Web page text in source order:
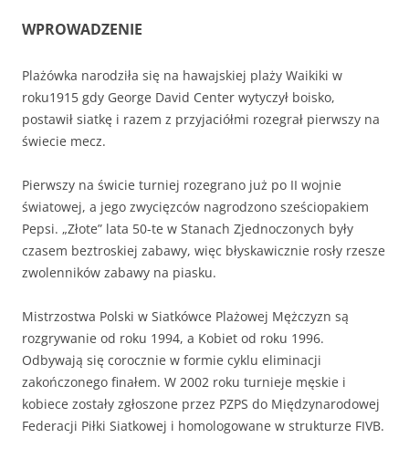
WPROWADZENIE
Plażówka narodziła się na hawajskiej plaży Waikiki w
roku1915 gdy George David Center wytyczył boisko,
postawił siatkę i razem z przyjaciółmi rozegrał pierwszy na
świecie mecz.
Pierwszy na świcie turniej rozegrano już po II wojnie
światowej, a jego zwycięzców nagrodzono sześciopakiem
Pepsi. „Złote” lata 50-te w Stanach Zjednoczonych były
czasem beztroskiej zabawy, więc błyskawicznie rosły rzesze
zwolenników zabawy na piasku.
Mistrzostwa Polski w Siatkówce Plażowej Mężczyzn są
rozgrywanie od roku 1994, a Kobiet od roku 1996.
Odbywają się corocznie w formie cyklu eliminacji
zakończonego finałem. W 2002 roku turnieje męskie i
kobiece zostały zgłoszone przez PZPS do Międzynarodowej
Federacji Piłki Siatkowej i homologowane w strukturze FIVB.